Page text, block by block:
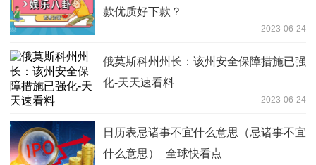
款优质好下款？
2023-06-24
俄莫斯科州州长：该州安全保障措施已强
化-天天速看料
2023-06-24
日历表忌诸事不宜什么意思（忌诸事不宜
什么意思）_全球快看点